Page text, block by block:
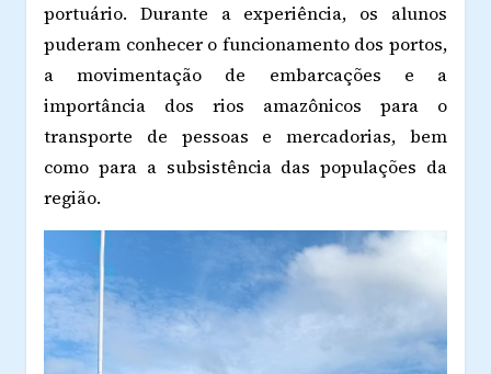
portuário. Durante a experiência, os alunos
puderam conhecer o funcionamento dos portos,
a movimentação de embarcações e a
importância dos rios amazônicos para o
transporte de pessoas e mercadorias, bem
como para a subsistência das populações da
região.